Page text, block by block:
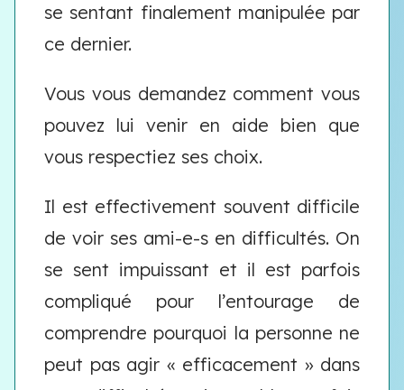
se sentant finalement manipulée par
ce dernier.
Vous vous demandez comment vous
pouvez lui venir en aide bien que
vous respectiez ses choix.
Il est effectivement souvent difficile
de voir ses ami-e-s en difficultés. On
se sent impuissant et il est parfois
compliqué pour l’entourage de
comprendre pourquoi la personne ne
peut pas agir « efficacement » dans